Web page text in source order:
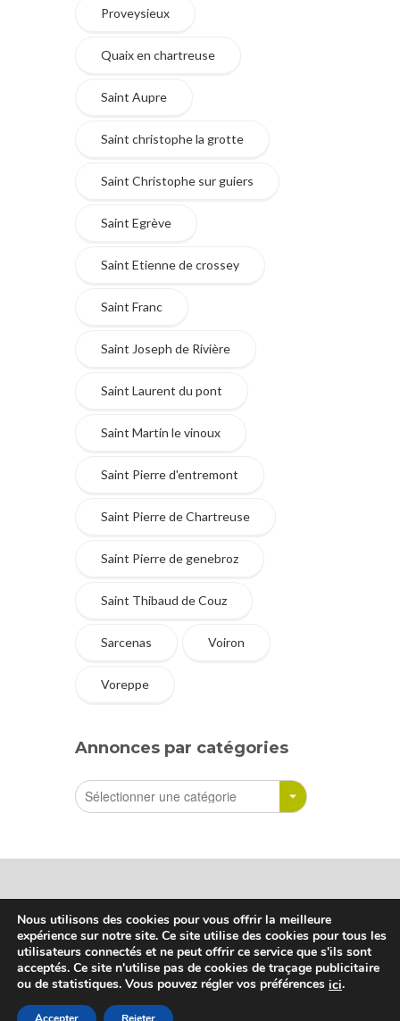
Proveysieux
Quaix en chartreuse
Saint Aupre
Saint christophe la grotte
Saint Christophe sur guiers
Saint Egrève
Saint Etienne de crossey
Saint Franc
Saint Joseph de Rivière
Saint Laurent du pont
Saint Martin le vinoux
Saint Pierre d'entremont
Saint Pierre de Chartreuse
Saint Pierre de genebroz
Saint Thibaud de Couz
Sarcenas Voiron
Voreppe
Annonces par catégories
Sharetreuse © Tous droits réservés
Nous utilisons des cookies pour vous offrir la meilleure
expérience sur notre site. Ce site utilise des cookies pour tous les
utilisateurs connectés et ne peut offrir ce service que s'ils sont
acceptés. Ce site n'utilise pas de cookies de traçage publicitaire
ou de statistiques. Vous pouvez régler vos préférences ici.